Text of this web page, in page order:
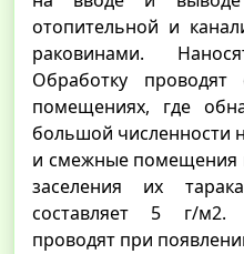
отопительной и
раковинами.
Обработку
помещениях, где
большой численности
и смежные помещения
заселения их
составляет 5 г/м2.
проводят при